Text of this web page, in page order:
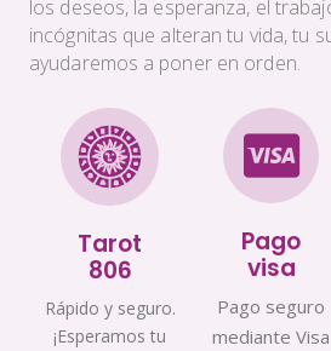
los deseos, la esperanza, el
incógnitas que alteran tu vida, tu
ayudaremos a poner en orden.
Tarot
806
Rápido y seguro.
¡Esperamos tu
Pago
visa
Pago seguro
mediante Visa